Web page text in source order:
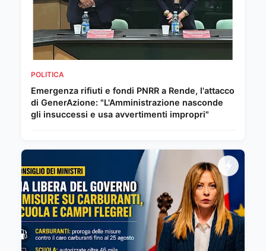
POLITICA
Emergenza rifiuti e fondi PNRR a Rende, l'attacco
di GenerAzione: "L'Amministrazione nasconde
gli insuccessi e usa avvertimenti impropri"